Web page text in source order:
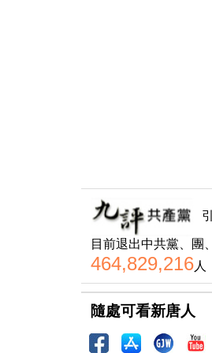
目前退出中共黨、團
464,829,216人
隨處可看新唐人